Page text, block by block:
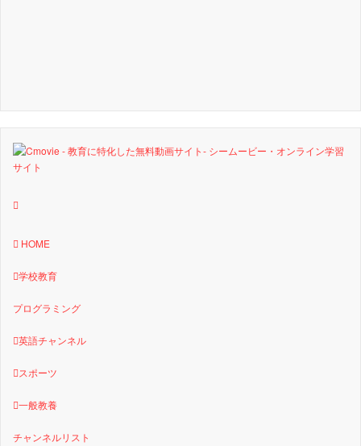
HOME
学校教育
プログラミング
英語チャンネル
スポーツ
一般教養
チャンネルリスト